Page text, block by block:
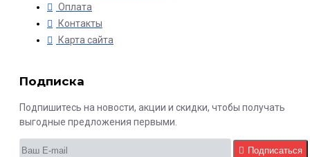
Оплата
Контакты
Карта сайта
Подписка
Подпишитесь на новости, акции и скидки, чтобы получать
выгодные предложения первыми.
Подписаться